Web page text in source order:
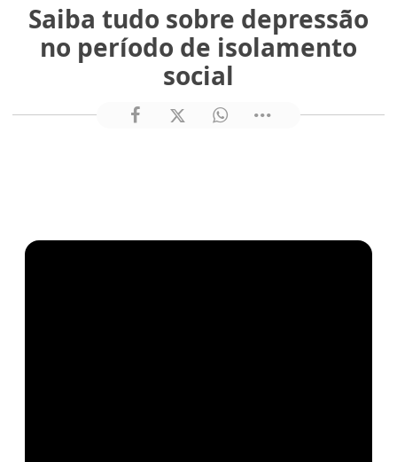
Saiba tudo sobre depressão
no período de isolamento
social